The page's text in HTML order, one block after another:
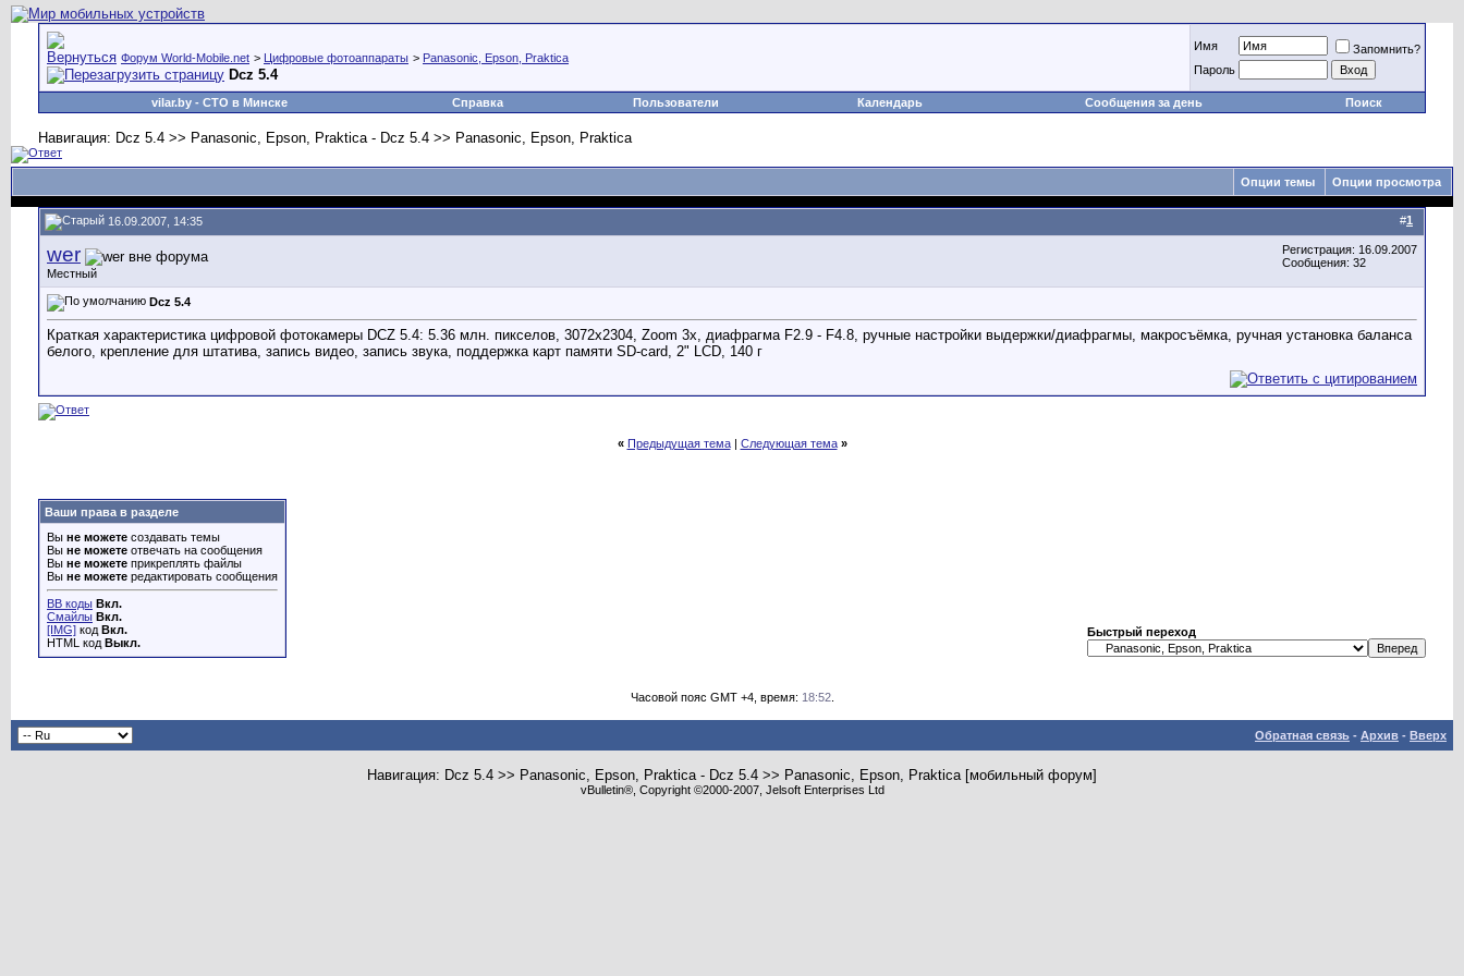
Форум World-Mobile.net > Цифровые фотоаппараты > Panasonic, Epson, Praktica
Dcz 5.4
Имя
Запомнить?
Пароль
vilar.by - СТО в Минске Справка Пользователи Календарь Сообщения за день Поиск
Навигация: Dcz 5.4 >> Panasonic, Epson, Praktica - Dcz 5.4 >> Panasonic, Epson, Praktica
Опции темы Опции просмотра
#1
16.09.2007, 14:35
wer
Местный
Регистрация: 16.09.2007
Сообщения: 32
Dcz 5.4
Краткая характеристика цифровой фотокамеры DCZ 5.4: 5.36 млн. пикселов, 3072x2304, Zoom 3x, диафрагма F2.9 - F4.8, ручные настройки выдержки/диафрагмы, макросъёмка, ручная установка баланса
белого, крепление для штатива, запись видео, запись звука, поддержка карт памяти SD-card, 2" LCD, 140 г
« Предыдущая тема| Следующая тема »
Ваши права в разделе
Вы не можете создавать темы
Вы не можете отвечать на сообщения
Вы не можете прикреплять файлы
Вы не можете редактировать сообщения
BB коды Вкл.
Смайлы Вкл.
[IMG] код Вкл.
HTML код Выкл.
Быстрый переход
Часовой пояс GMT +4, время: 18:52.
Обратная связь - Архив - Вверх
Навигация: Dcz 5.4 >> Panasonic, Epson, Praktica - Dcz 5.4 >> Panasonic, Epson, Praktica [мобильный форум]
vBulletin®, Copyright ©2000-2007, Jelsoft Enterprises Ltd